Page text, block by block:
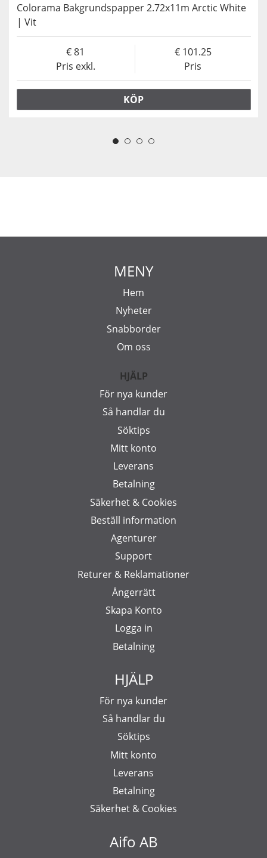
Colorama Bakgrundspapper 2.72x11m Arctic White
| Vit
Pris exkl.
81
Pris
101.25
KÖP
Aifo AB
MENY
Hem
Nyheter
Snabborder
Om oss
HJÄLP
För nya kunder
Så handlar du
Söktips
Mitt konto
Leverans
Betalning
Säkerhet & Cookies
Beställ information
Agenturer
Support
Returer & Reklamationer
Ångerrätt
Skapa Konto
Logga in
Betalning
HJÄLP
För nya kunder
Så handlar du
Söktips
Mitt konto
Leverans
Betalning
Säkerhet & Cookies